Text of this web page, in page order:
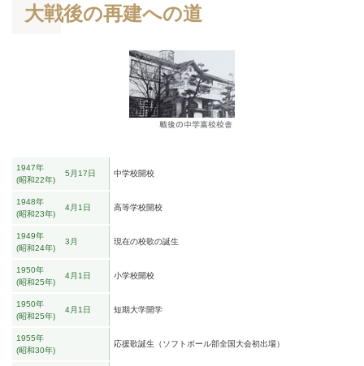
大戦後の再建への道
1947年
昭和22年
5月17日 中学校開校
1948年
昭和23年
4月1日 高等学校開校
1949年
昭和24年
3月 現在の校歌の誕生
1950年
昭和25年
4月1日 小学校開校
1950年
昭和25年
4月1日 短期大学開学
1955年
昭和30年
応援歌誕生（ソフトボール部全国大会初出場）